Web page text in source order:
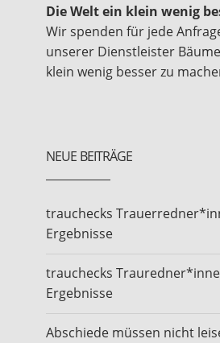
Die Welt ein klein wenig
Wir spenden für jede
unserer Dienstleister
klein wenig besser zu
NEUE BEITRÄGE
trauchecks
Ergebnisse
trauchecks
Ergebnisse
Abschiede müssen nicht